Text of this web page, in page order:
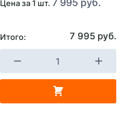
бензиновым двигателем
Южная Корея
Цена за 1 шт.
Итого: 7 995 руб.